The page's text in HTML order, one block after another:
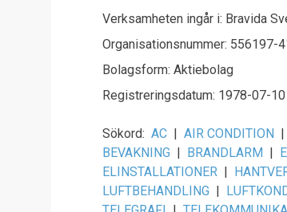
Verksamheten ingår i: Bravida
Organisationsnummer: 556197-
Bolagsform: Aktiebolag
Registreringsdatum: 1978-07-10
Sökord: AC | AIR CONDITION |
BEVAKNING | BRANDLARM |
ELINSTALLATIONER |
LUFTBEHANDLING |